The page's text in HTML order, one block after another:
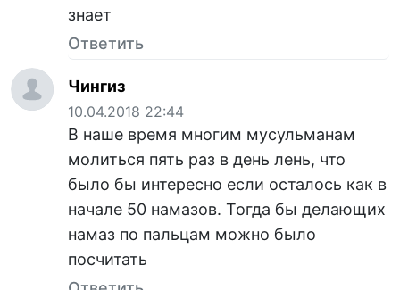
знает
Ответить
Чингиз
10.04.2018 22:44
В наше время многим мусульманам
молиться пять раз в день лень, что
было бы интересно если осталось как в
начале 50 намазов. Тогда бы делающих
намаз по пальцам можно было
посчитать